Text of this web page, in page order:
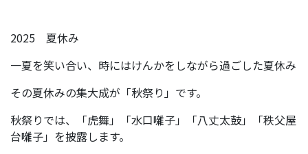
2025 夏休み
一夏を笑い合い、時にはけんかをしながら過ごした夏休み
その夏休みの集大成が「秋祭り」です。
秋祭りでは、「虎舞」「水口囃子」「八丈太鼓」「秩父屋
台囃子」を披露します。